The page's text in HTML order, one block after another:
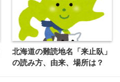
北海道の難読地名「来止臥」
の読み方、由来、場所は？